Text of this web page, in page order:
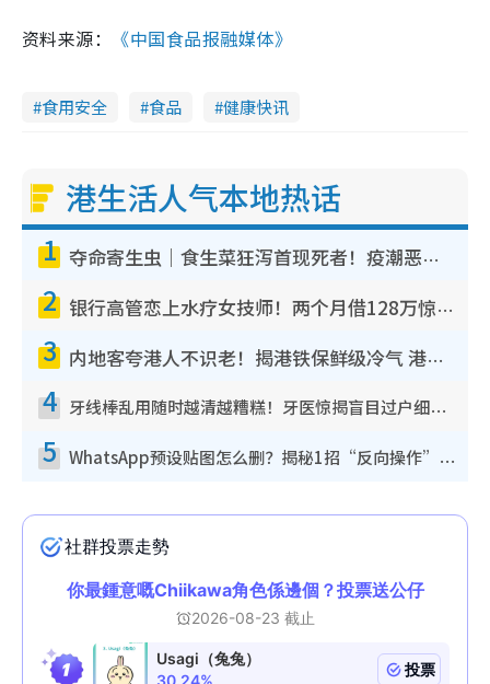
资料来源： 《中国食品报融媒体》
食用安全 食品 健康快讯
港生活人气本地热话
1 夺命寄生虫｜食生菜狂泻首现死者！疫潮恶化录1.8万宗病例 揭洗菜3大谬误
2 银行高管恋上水疗女技师！两个月借128万惊觉“沉船”沉落火海 揭背后疑似邪教操控卖淫
3 内地客夸港人不识老！揭港铁保鲜级冷气 港人求放过：别投诉
4 牙线棒乱用随时越清越糟糕！牙医惊揭盲目过户细菌恐致蛀牙：这种才是日常真保养
5 WhatsApp预设贴图怎么删？揭秘1招“反向操作”还原简洁界面 附3步实测教程